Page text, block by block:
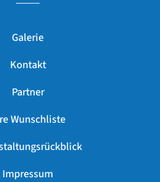
Galerie
Kontakt
Partner
Wunschliste
Impressum